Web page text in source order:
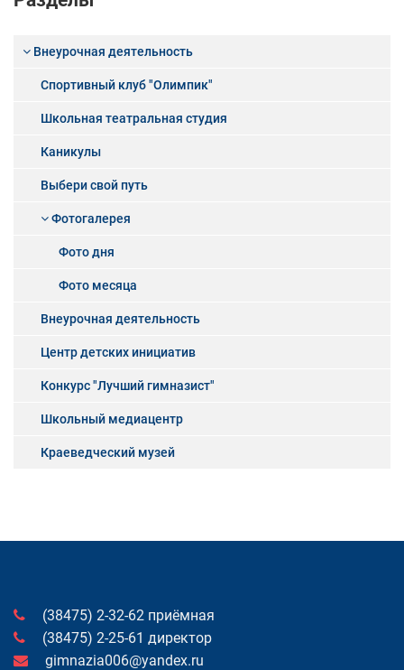
Внеурочная деятельность
Спортивный клуб "Олимпик"
Школьная театральная студия
Каникулы
Выбери свой путь
Фотогалерея
Фото дня
Фото месяца
Внеурочная деятельность
Центр детских инициатив
Конкурс "Лучший гимназист"
Школьный медиацентр
Краеведческий музей
(38475) 2-32-62 приёмная
(38475) 2-25-61 директор
gimnazia006@yandex.ru